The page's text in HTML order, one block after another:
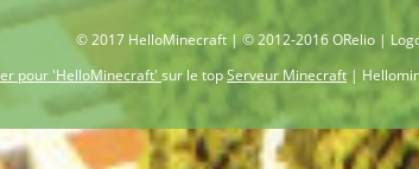
© 2017 HelloMinecraft | © 2012-2016 ORelio |
pour 'HelloMinecraft' sur le topServeur Minecraft |